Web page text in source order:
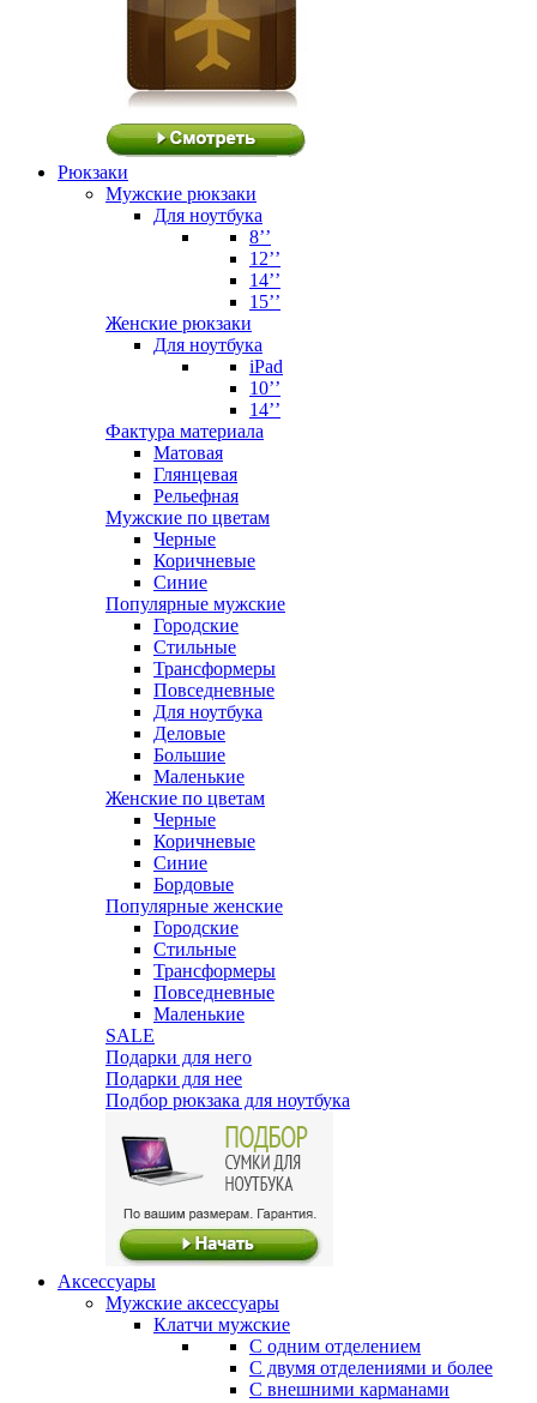
Рюкзаки
Мужские рюкзаки
Для ноутбука
8’’
12’’
14’’
15’’
Женские рюкзаки
Для ноутбука
iPad
10’’
14’’
Фактура материала
Матовая
Глянцевая
Рельефная
Мужские по цветам
Черные
Коричневые
Синие
Популярные мужские
Городские
Стильные
Трансформеры
Повседневные
Для ноутбука
Деловые
Большие
Маленькие
Женские по цветам
Черные
Коричневые
Синие
Бордовые
Популярные женские
Городские
Стильные
Трансформеры
Повседневные
Маленькие
SALE
Подарки для него
Подарки для нее
Подбор рюкзака для ноутбука
Аксессуары
Мужские аксессуары
Клатчи мужские
С одним отделением
С двумя отделениями и более
С внешними карманами